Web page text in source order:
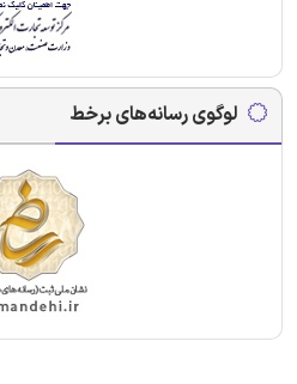
لوگوی رسانه‌های برخط